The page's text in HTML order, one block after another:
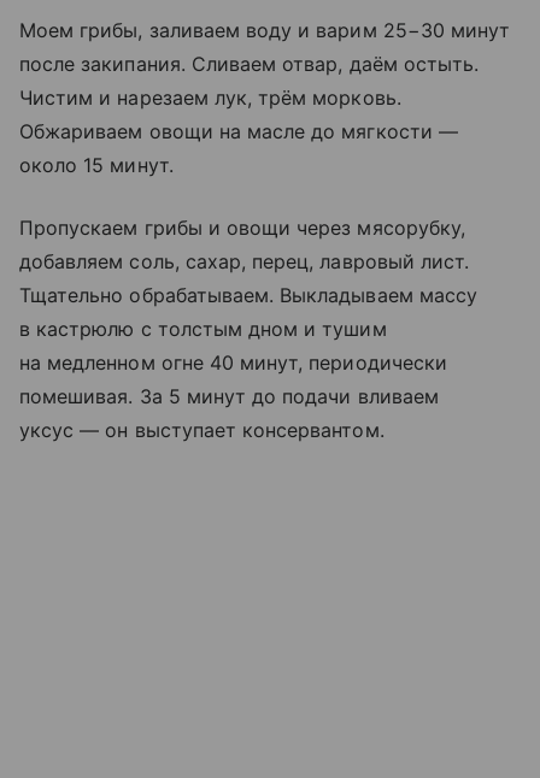
Моем грибы, заливаем воду и варим 25−30 минут
после закипания. Сливаем отвар, даём остыть.
Чистим и нарезаем лук, трём морковь.
Обжариваем овощи на масле до мягкости —
около 15 минут.
Пропускаем грибы и овощи через мясорубку,
добавляем соль, сахар, перец, лавровый лист.
Тщательно обрабатываем. Выкладываем массу
в кастрюлю с толстым дном и тушим
на медленном огне 40 минут, периодически
помешивая. За 5 минут до подачи вливаем
уксус — он выступает консервантом.